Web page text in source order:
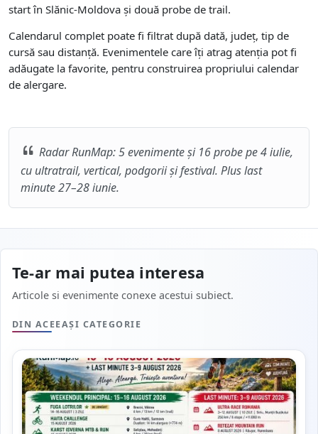
start în Slănic-Moldova și două probe de trail.
Calendarul complet poate fi filtrat după dată, județ, tip de
cursă sau distanță. Evenimentele care îți atrag atenția pot fi
adăugate la favorite, pentru construirea propriului calendar
de alergare.
Radar RunMap: 5 evenimente și 16 probe pe 4 iulie,
cu ultratrail, vertical, podgorii și festival. Plus last
minute 27–28 iunie.
Te-ar mai putea interesa
Articole si evenimente conexe acestui subiect.
DIN ACEEAȘI CATEGORIE